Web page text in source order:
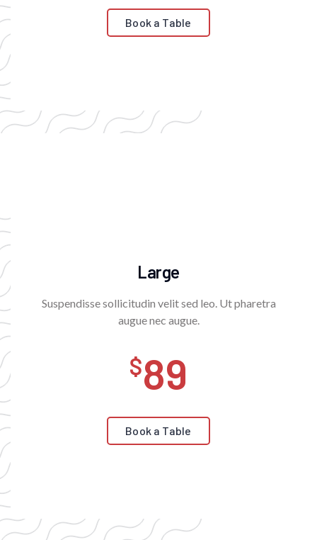
Book a Table
Large
Suspendisse sollicitudin velit sed leo. Ut pharetra
augue nec augue.
89
Book a Table